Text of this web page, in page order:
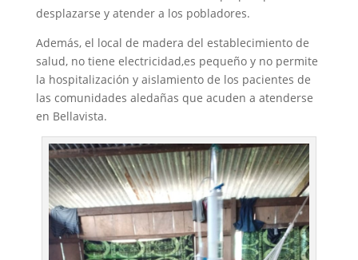
desplazarse y atender a los pobladores.
Además, el local de madera del establecimiento de
salud, no tiene electricidad,es pequeño y no permite
la hospitalización y aislamiento de los pacientes de
las comunidades aledañas que acuden a atenderse
en Bellavista.